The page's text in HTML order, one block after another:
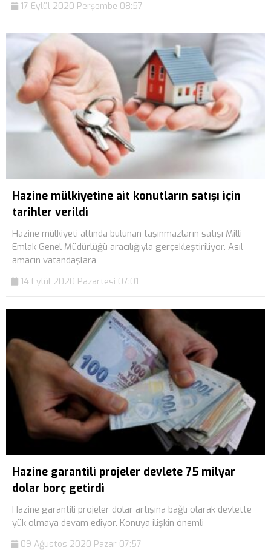
17 Eylül 2020 Perşembe 08:57
Hazine mülkiyetine ait konutların satışı için
tarihler verildi
Hazine mülkiyeti altında bulunan taşınmazların satışı Milli
Emlak Genel Müdürlüğü aracılığıyla gerçekleştiriliyor. Asıl
amacın vatandaşlara
14 Eylül 2020 Pazartesi 07:01
Hazine garantili projeler devlete 75 milyar
dolar borç getirdi
Hazine garantili projeler dolar artışına bağlı olarak devlette
yük olmaya devam ediyor. Konuya ilişkin önemli
09 Ağustos 2020 Pazar 07:57